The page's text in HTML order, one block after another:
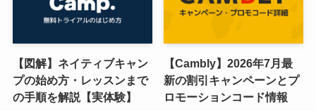
【図解】ネイティブキャン
プの始め方・レッスンまで
の手順を解説【実体験】
【Cambly】2026年7月最
新の割引キャンペーンとプ
ロモーションコード情報